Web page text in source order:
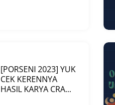
[PORSENI 2023] YUK
CEK KERENNYA
HASIL KARYA CRA...